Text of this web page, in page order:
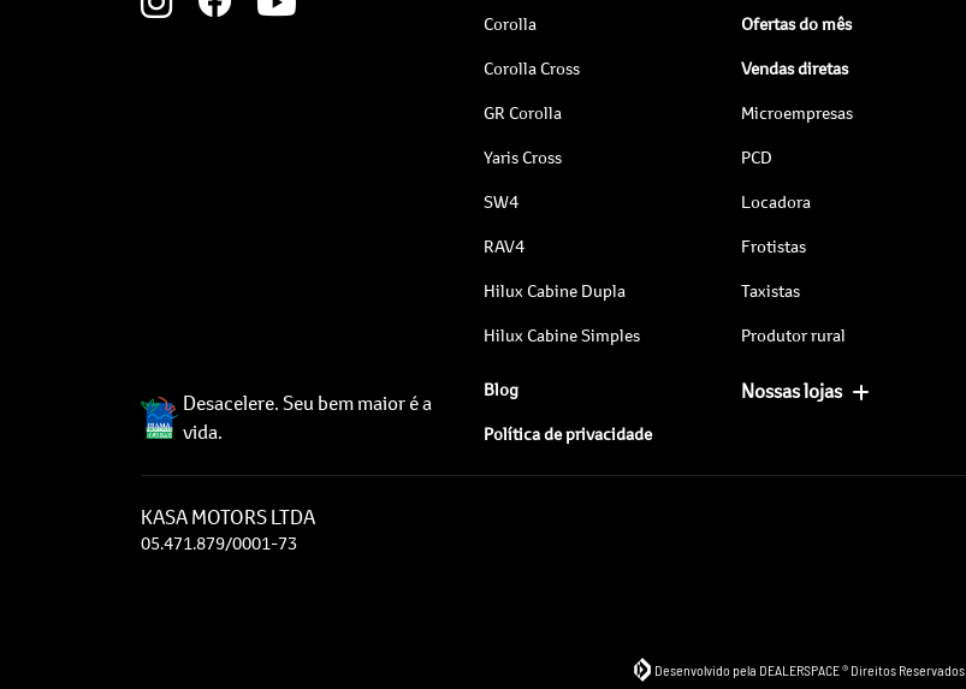
Desacelere. Seu bem maior é a
vida.
Corolla
Corolla Cross
GR Corolla
Yaris Cross
SW4
RAV4
Hilux Cabine Dupla
Hilux Cabine Simples
Ofertas do mês
Vendas diretas
Microempresas
PCD
Locadora
Frotistas
Taxistas
Produtor rural
Blog
Política de privacidade
Nossas lojas
KASA MOTORS LTDA
05.471.879/0001-73
Desenvolvido pela DEALERSPACE ® Direitos Reservados.